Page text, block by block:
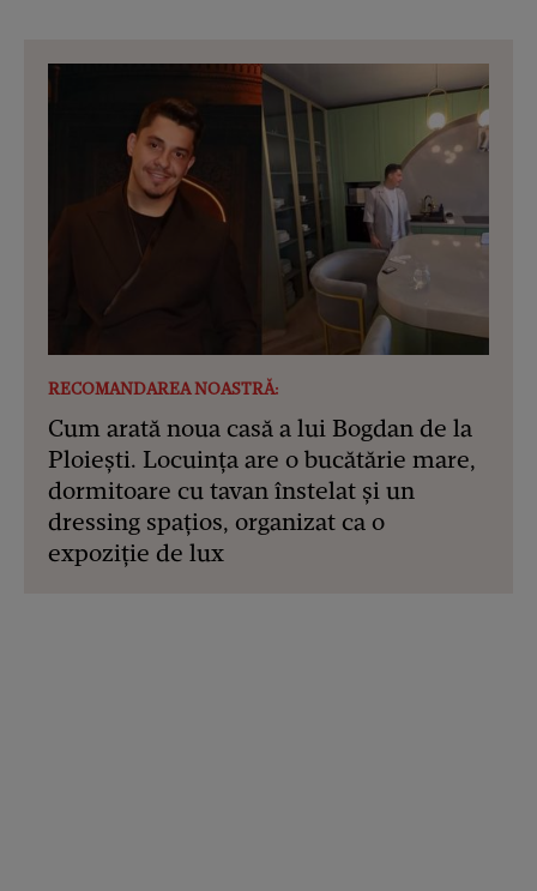
RECOMANDAREA NOASTRĂ:
Cum arată noua casă a lui Bogdan de la
Ploiești. Locuința are o bucătărie mare,
dormitoare cu tavan înstelat și un
dressing spațios, organizat ca o
expoziție de lux